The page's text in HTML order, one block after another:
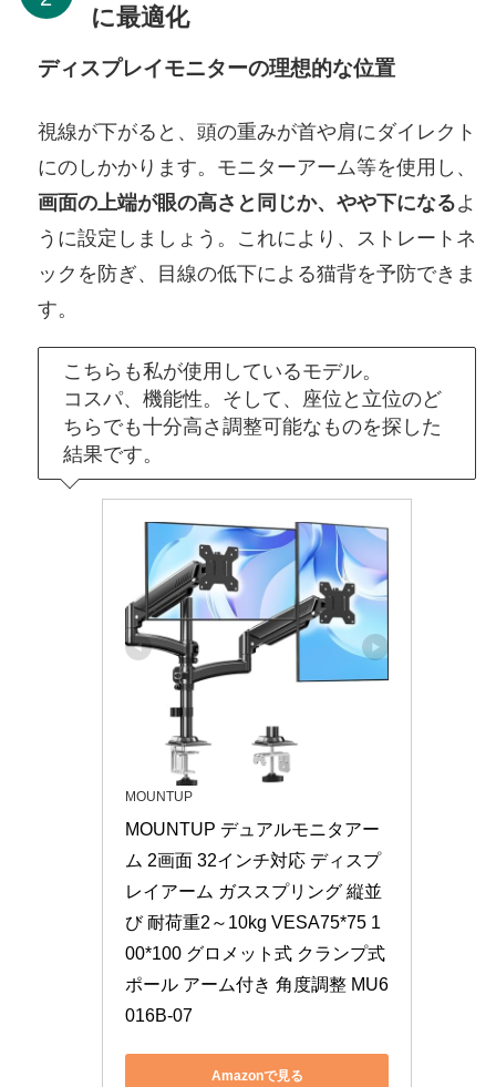
に最適化
ディスプレイモニターの理想的な位置
視線が下がると、頭の重みが首や肩にダイレクト
にのしかかります。モニターアーム等を使用し、
画面の上端が眼の高さと同じか、やや下になるよ
うに設定しましょう。これにより、ストレートネ
ックを防ぎ、目線の低下による猫背を予防できま
す。
こちらも私が使用しているモデル。
コスパ、機能性。そして、座位と立位のど
ちらでも十分高さ調整可能なものを探した
結果です。
MOUNTUP
MOUNTUP デュアルモニタアー
ム 2画面 32インチ対応 ディスプ
レイアーム ガススプリング 縦並
び 耐荷重2～10kg VESA75*75 1
00*100 グロメット式 クランプ式
ポール アーム付き 角度調整 MU6
016B-07
Amazonで見る